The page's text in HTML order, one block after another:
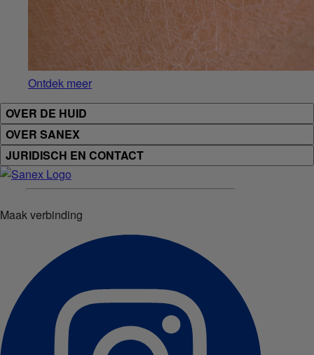
Ontdek meer
OVER DE HUID
OVER SANEX
JURIDISCH EN CONTACT
Maak verbinding